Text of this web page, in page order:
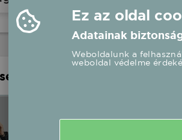
a közelben
Balatonfüred,
Ez az oldal
Adatainak
Weboldalunk a
weboldal védelme